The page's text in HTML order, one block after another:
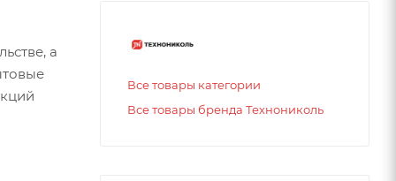
а
Все товары категории
Все товары бренда Технониколь